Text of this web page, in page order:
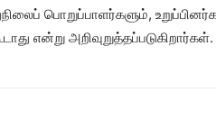
பொறுப்பாளர்களும்,
என்று அறிவுறுத்தப்படுகிறார்கள்.